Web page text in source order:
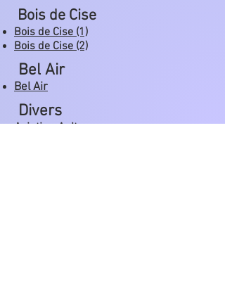
Bois de Cise
Bois de Cise (1)
Bois de Cise (2)
Bel Air
Bel Air
Divers
Aviation Ault